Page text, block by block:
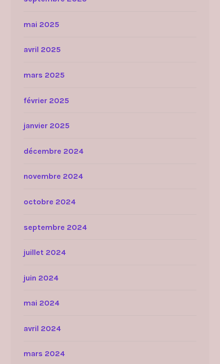
mai 2025
avril 2025
mars 2025
février 2025
janvier 2025
décembre 2024
novembre 2024
octobre 2024
septembre 2024
juillet 2024
juin 2024
mai 2024
avril 2024
mars 2024